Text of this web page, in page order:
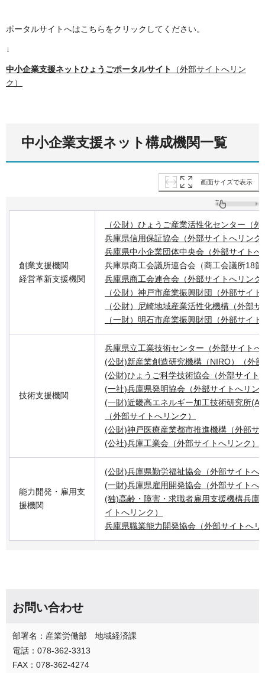
ポータルサイトへはこちらをクリックしてください。
↓
中小企業支援ネットひょうごポータルサイト
（外部サイトへリン
ク）
中小企業支援ネット構成機関一覧
画面サイズで表示
創業支援機関
経営革新支援機関
（公財）ひょうご産業活性化センター（
兵庫県信用保証協会（外部サイトへリンク
兵庫県中小企業団体中央会（外部サイトへ
兵庫県商工会議所連合会（商工会議所18箇
兵庫県商工会連合会（外部サイトへリンク
（公財）神戸市産業振興財団（外部サイ
（公財）尼崎地域産業活性化機構（外部
（一財）明石市産業振興財団（外部サイ
技術支援機関
兵庫県立工業技術センター（外部サイトへ
(公財)新産業創造研究機構（NIRO）（外
(公財)ひょうご科学技術協会（外部サイト
(一社)兵庫県発明協会（外部サイトへリン
(一財)近畿高エネルギー加工技術研究所
（外部サイトへリンク）
(公財)神戸医療産業都市推進機構（外部サ
(公社)兵庫工業会（外部サイトへリンク）
能力開発・雇用支
援機関
(公財)兵庫県勤労福祉協会（外部サイトへ
(一財)兵庫県雇用開発協会（外部サイトへ
(独)高齢・障害・求職者雇用支援機構兵庫
イトへリンク）
兵庫県職業能力開発協会（外部サイトへリ
お問い合わせ
部署名：産業労働部 地域経済課
電話：078-362-3313
FAX：078-362-4274